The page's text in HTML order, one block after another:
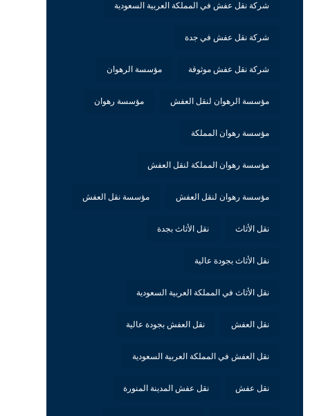
شركة نقل عفش في المملكة العربية السعودية
شركة نقل عفش في جدة
شركة نقل عفش موثوقة مؤسسة الرهوان
مؤسسة الرهوان لنقل العفش مؤسسة رهوان
مؤسسة رهوان المملكة
مؤسسة رهوان المملكة لنقل العفش
مؤسسة رهوان لنقل العفش مؤسسة نقل العفش
نقل الأثاث نقل الأثاث بجدة
نقل الأثاث بجودة عالية
نقل الأثاث في المملكة العربية السعودية
نقل العفش نقل العفش بجودة عالية
نقل العفش في المملكة العربية السعودية
نقل عفش نقل عفش المدينة المنورة